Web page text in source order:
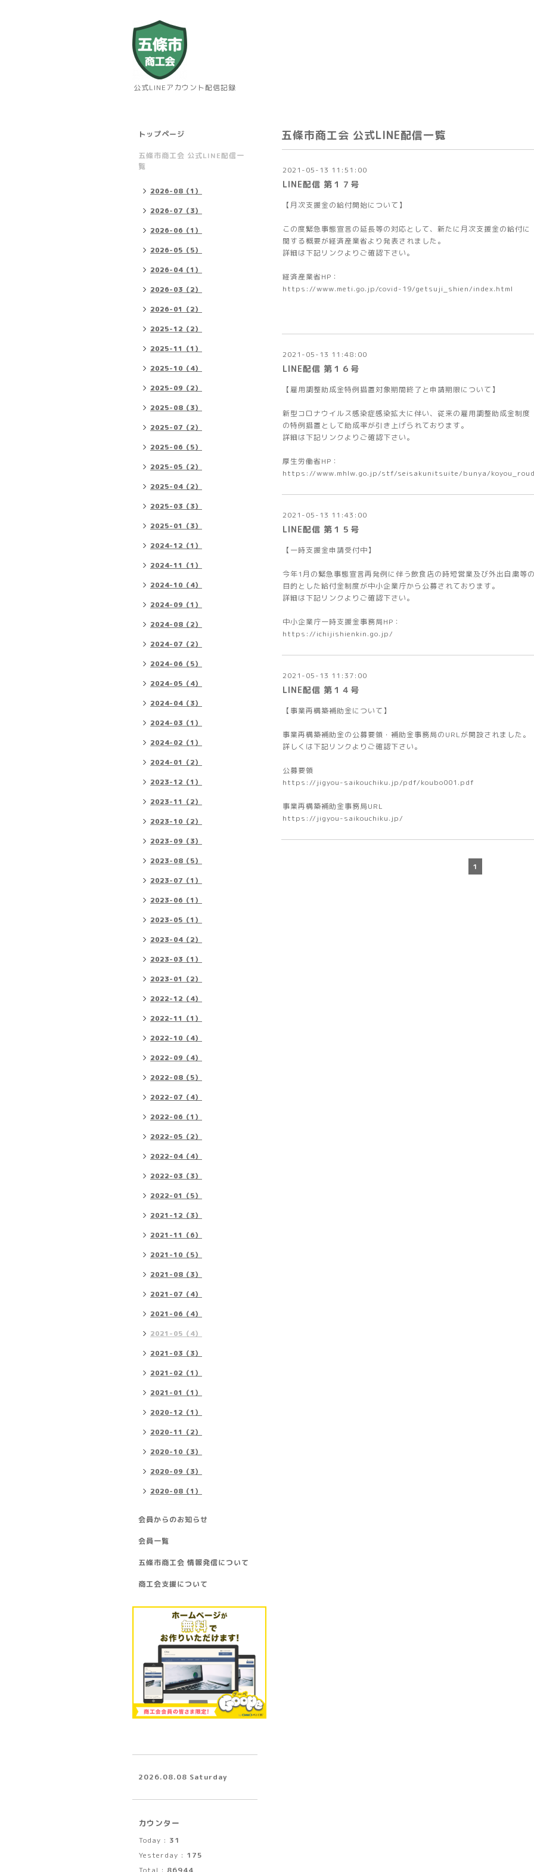
公式LINEアカウント配信記録
五條市商工会 公式LINE配信一覧
2021-05-13 11:51:00
LINE配信 第１７号
【月次支援金の給付開始について】
この度緊急事態宣言の延長等の対応として、新たに月次支援金の給付に
関する概要が経済産業省より発表されました。
詳細は下記リンクよりご確認下さい。
経済産業省HP：
https://www.meti.go.jp/covid-19/getsuji_shien/index.html
2021-05-13 11:48:00
LINE配信 第１６号
【雇用調整助成金特例措置対象期間終了と申請期限について】
新型コロナウイルス感染症感染拡大に伴い、従来の雇用調整助成金制度
の特例措置として助成率が引き上げられております。
詳細は下記リンクよりご確認下さい。
厚生労働省HP：
https://www.mhlw.go.jp/stf/seisakunitsuite/bunya/
2021-05-13 11:43:00
LINE配信 第１５号
【一時支援金申請受付中】
今年1月の緊急事態宣言再発例に伴う飲食店の時短営業及び外出自粛等
目的とした給付金制度が中小企業庁から公募されております。
詳細は下記リンクよりご確認下さい。
中小企業庁一時支援金事務局HP：
https://ichijishienkin.go.jp/
2021-05-13 11:37:00
LINE配信 第１４号
【事業再構築補助金について】
事業再構築補助金の公募要領・補助金事務局のURLが開設されました。
詳しくは下記リンクよりご確認下さい。
公募要領
https://jigyou-saikouchiku.jp/pdf/koubo001.pdf
事業再構築補助金事務局URL
https://jigyou-saikouchiku.jp/
1
トップページ
五條市商工会 公式LINE配信一
覧
2026-08（1）
2026-07（3）
2026-06（1）
2026-05（5）
2026-04（1）
2026-03（2）
2026-01（2）
2025-12（2）
2025-11（1）
2025-10（4）
2025-09（2）
2025-08（3）
2025-07（2）
2025-06（5）
2025-05（2）
2025-04（2）
2025-03（3）
2025-01（3）
2024-12（1）
2024-11（1）
2024-10（4）
2024-09（1）
2024-08（2）
2024-07（2）
2024-06（5）
2024-05（4）
2024-04（3）
2024-03（1）
2024-02（1）
2024-01（2）
2023-12（1）
2023-11（2）
2023-10（2）
2023-09（3）
2023-08（5）
2023-07（1）
2023-06（1）
2023-05（1）
2023-04（2）
2023-03（1）
2023-01（2）
2022-12（4）
2022-11（1）
2022-10（4）
2022-09（4）
2022-08（5）
2022-07（4）
2022-06（1）
2022-05（2）
2022-04（4）
2022-03（3）
2022-01（5）
2021-12（3）
2021-11（6）
2021-10（5）
2021-08（3）
2021-07（4）
2021-06（4）
2021-05（4）
2021-03（3）
2021-02（1）
2021-01（1）
2020-12（1）
2020-11（2）
2020-10（3）
2020-09（3）
2020-08（1）
会員からのお知らせ
会員一覧
五條市商工会 情報発信について
商工会支援について
2026.08.08 Saturday
カウンター
Today : 31
Yesterday : 175
Total : 86944